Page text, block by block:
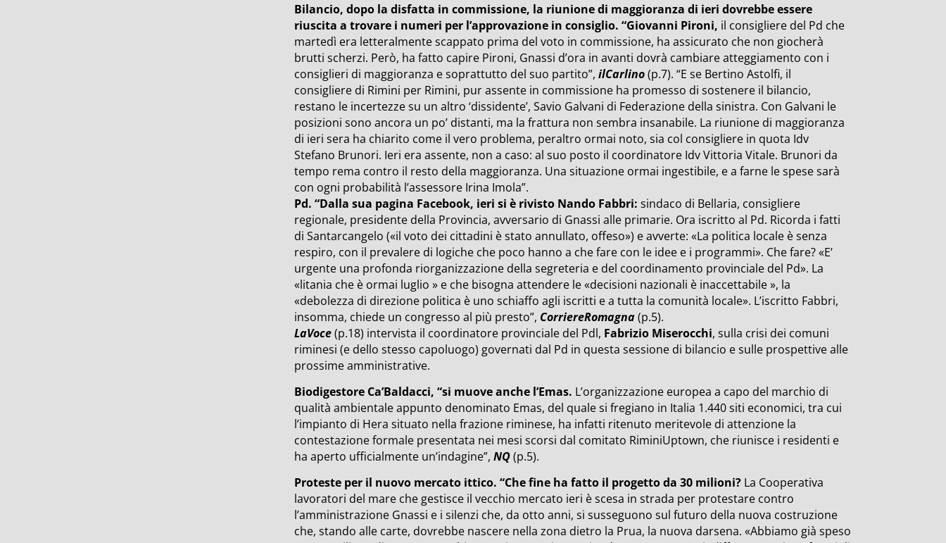
Bilancio, dopo la disfatta in commissione, la riunione di maggioranza di ieri dovrebbe essere
riuscita a trovare i numeri per l’approvazione in consiglio. “Giovanni Pironi, il consigliere del Pd che
martedì era letteralmente scappato prima del voto in commissione, ha assicurato che non giocherà
brutti scherzi. Però, ha fatto capire Pironi, Gnassi d’ora in avanti dovrà cambiare atteggiamento con i
consiglieri di maggioranza e soprattutto del suo partito”, ilCarlino(p.7). “E se Bertino Astolfi, il
consigliere di Rimini per Rimini, pur assente in commissione ha promesso di sostenere il bilancio,
restano le incertezze su un altro ‘dissidente’, Savio Galvani di Federazione della sinistra. Con Galvani le
posizioni sono ancora un po’ distanti, ma la frattura non sembra insanabile. La riunione di maggioranza
di ieri sera ha chiarito come il vero problema, peraltro ormai noto, sia col consigliere in quota Idv
Stefano Brunori. Ieri era assente, non a caso: al suo posto il coordinatore Idv Vittoria Vitale. Brunori da
tempo rema contro il resto della maggioranza. Una situazione ormai ingestibile, e a farne le spese sarà
con ogni probabilità l’assessore Irina Imola”.
Pd. “Dalla sua pagina Facebook, ieri si è rivisto Nando Fabbri: sindaco di Bellaria, consigliere
regionale, presidente della Provincia, avversario di Gnassi alle primarie. Ora iscritto al Pd. Ricorda i fatti
di Santarcangelo («il voto dei cittadini è stato annullato, offeso») e avverte: «La politica locale è senza
respiro, con il prevalere di logiche che poco hanno a che fare con le idee e i programmi». Che fare? «E’
urgente una profonda riorganizzazione della segreteria e del coordinamento provinciale del Pd». La
«litania che è ormai luglio » e che bisogna attendere le «decisioni nazionali è inaccettabile », la
«debolezza di direzione politica è uno schiaffo agli iscritti e a tutta la comunità locale». L’iscritto Fabbri,
insomma, chiede un congresso al più presto”, CorriereRomagna(p.5).
LaVoce(p.18) intervista il coordinatore provinciale del Pdl, Fabrizio Miserocchi, sulla crisi dei comuni
riminesi (e dello stesso capoluogo) governati dal Pd in questa sessione di bilancio e sulle prospettive alle
prossime amministrative.
Biodigestore Ca’Baldacci, “si muove anche l’Emas. L’organizzazione europea a capo del marchio di
qualità ambientale appunto denominato Emas, del quale si fregiano in Italia 1.440 siti economici, tra cui
l’impianto di Hera situato nella frazione riminese, ha infatti ritenuto meritevole di attenzione la
contestazione formale presentata nei mesi scorsi dal comitato RiminiUptown, che riunisce i residenti e
ha aperto ufficialmente un’indagine”, NQ(p.5).
Proteste per il nuovo mercato ittico. “Che fine ha fatto il progetto da 30 milioni?La Cooperativa
lavoratori del mare che gestisce il vecchio mercato ieri è scesa in strada per protestare contro
l’amministrazione Gnassi e i silenzi che, da otto anni, si susseguono sul futuro della nuova costruzione
che, stando alle carte, dovrebbe nascere nella zona dietro la Prua, la nuova darsena. «Abbiamo già speso